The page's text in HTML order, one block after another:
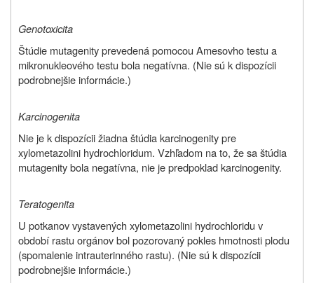
Genotoxicita
Štúdie mutagenity prevedená pomocou Amesovho testu a
mikronukleového testu bola negatívna. (Nie sú k dispozícii
podrobnejšie informácie.)
Karcinogenita
Nie je k dispozícii žiadna štúdia karcinogenity pre
xylometazolini hydrochloridum. Vzhľadom na to, že sa štúdia
mutagenity bola negatívna, nie je predpoklad karcinogenity.
Teratogenita
U potkanov vystavených xylometazolini hydrochloridu v
období rastu orgánov bol pozorovaný pokles hmotnosti plodu
(spomalenie intrauterinného rastu). (Nie sú k dispozícii
podrobnejšie informácie.)